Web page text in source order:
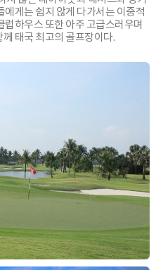
에게는 쉽지 않게 다가서는 이중적
하우스 또한 아주 고급스러우며
태국 최고의 골프장이다.